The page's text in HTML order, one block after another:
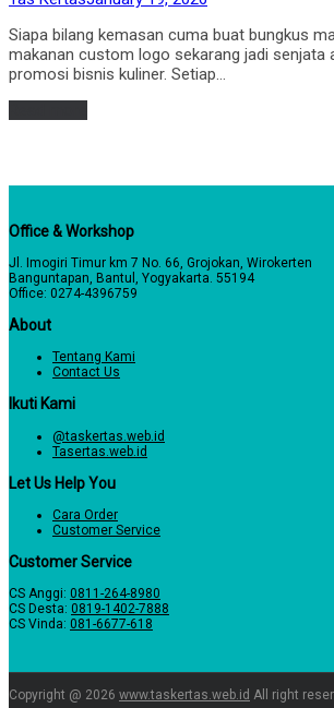
Siapa bilang kemasan cuma buat bungkus
makanan custom logo sekarang jadi senjata
promosi bisnis kuliner. Setiap…
Office & Workshop
Jl. Imogiri Timur km 7 No. 66, Grojokan, Wirokerten
Banguntapan, Bantul, Yogyakarta. 55194
Office: 0274-4396759
About
Tentang Kami
Contact Us
Ikuti Kami
@taskertas.web.id
Tasertas.web.id
Let Us Help You
Cara Order
Customer Service
Customer Service
CS Anggi: 0811-264-8980
CS Desta: 0819-1402-7888
CS Vinda: 081-6677-618
Copyright @ 2026 www.taskertas.web.id All right